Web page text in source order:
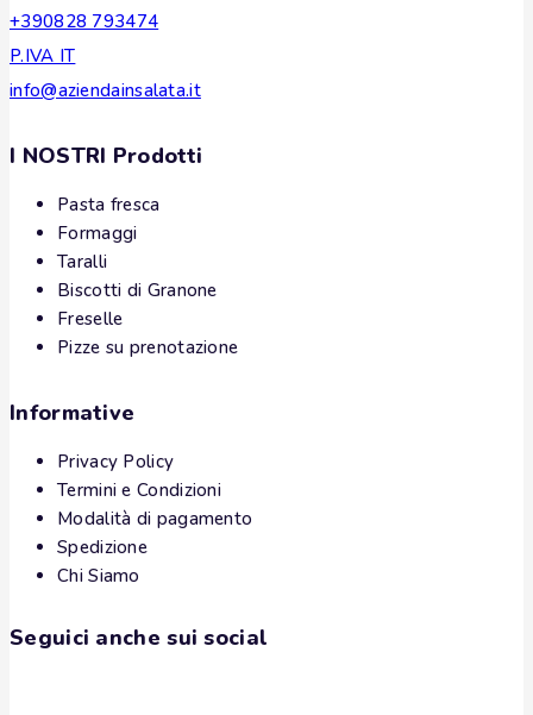
+390828 793474
P.IVA IT
info@aziendainsalata.it
I NOSTRI Prodotti
Pasta fresca
Formaggi
Taralli
Biscotti di Granone
Freselle
Pizze su prenotazione
Informative
Privacy Policy
Termini e Condizioni
Modalità di pagamento
Spedizione
Chi Siamo
Seguici anche sui social